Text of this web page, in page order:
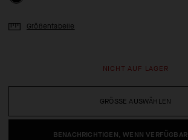
GRÖSSE AUSWÄHLEN
Größentabelle
NICHT AUF LAGER
BENACHRICHTIGEN, WENN VERFÜGBAR